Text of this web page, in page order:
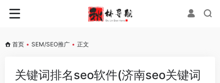
首页 • SEM/SEO推广 • 正文
关键词排名seo软件(济南seo关键词